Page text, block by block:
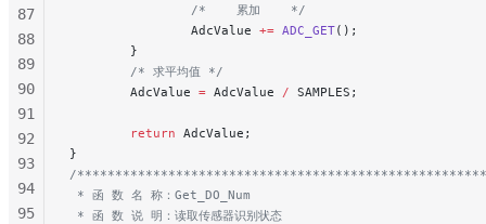
                /*    累加    */
                AdcValue
+= ADC_GET();
        }
        /* 求平均值 */
        AdcValue
= AdcValue / SAMPLES;
        return
AdcValue;
}
/
* 函 数 名 称：Get_DO_Num
* 函 数 说 明：读取传感器识别状态
87
88
89
90
91
92
93
94
95